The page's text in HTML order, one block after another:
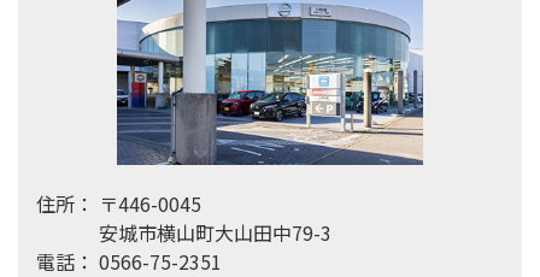
住所： 〒446-0045
安城市横山町大山田中79-3
電話： 0566-75-2351